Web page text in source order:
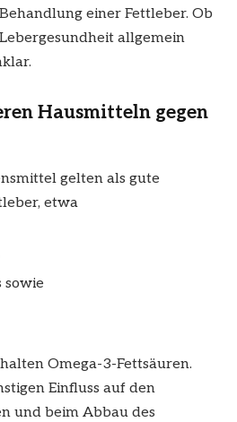
einer Fettleber. Ob
allgemein
Hausmitteln gegen
gelten als gute
etwa
sowie
Omega-3-Fettsäuren.
Einfluss auf den
und beim Abbau des